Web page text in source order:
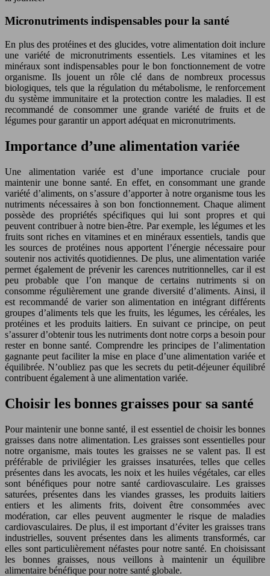
Micronutriments indispensables pour la santé
En plus des protéines et des glucides, votre alimentation doit inclure
une variété de micronutriments essentiels. Les vitamines et les
minéraux sont indispensables pour le bon fonctionnement de votre
organisme. Ils jouent un rôle clé dans de nombreux processus
biologiques, tels que la régulation du métabolisme, le renforcement
du système immunitaire et la protection contre les maladies. Il est
recommandé de consommer une grande variété de fruits et de
légumes pour garantir un apport adéquat en micronutriments.
Importance d’une alimentation variée
Une alimentation variée est d’une importance cruciale pour
maintenir une bonne santé. En effet, en consommant une grande
variété d’aliments, on s’assure d’apporter à notre organisme tous les
nutriments nécessaires à son bon fonctionnement. Chaque aliment
possède des propriétés spécifiques qui lui sont propres et qui
peuvent contribuer à notre bien-être. Par exemple, les légumes et les
fruits sont riches en vitamines et en minéraux essentiels, tandis que
les sources de protéines nous apportent l’énergie nécessaire pour
soutenir nos activités quotidiennes. De plus, une alimentation variée
permet également de prévenir les carences nutritionnelles, car il est
peu probable que l’on manque de certains nutriments si on
consomme régulièrement une grande diversité d’aliments. Ainsi, il
est recommandé de varier son alimentation en intégrant différents
groupes d’aliments tels que les fruits, les légumes, les céréales, les
protéines et les produits laitiers. En suivant ce principe, on peut
s’assurer d’obtenir tous les nutriments dont notre corps a besoin pour
rester en bonne santé. Comprendre les principes de l’alimentation
gagnante peut faciliter la mise en place d’une alimentation variée et
équilibrée. N’oubliez pas que les secrets du petit-déjeuner équilibré
contribuent également à une alimentation variée.
Choisir les bonnes graisses pour sa santé
Pour maintenir une bonne santé, il est essentiel de choisir les bonnes
graisses dans notre alimentation. Les graisses sont essentielles pour
notre organisme, mais toutes les graisses ne se valent pas. Il est
préférable de privilégier les graisses insaturées, telles que celles
présentes dans les avocats, les noix et les huiles végétales, car elles
sont bénéfiques pour notre santé cardiovasculaire. Les graisses
saturées, présentes dans les viandes grasses, les produits laitiers
entiers et les aliments frits, doivent être consommées avec
modération, car elles peuvent augmenter le risque de maladies
cardiovasculaires. De plus, il est important d’éviter les graisses trans
industrielles, souvent présentes dans les aliments transformés, car
elles sont particulièrement néfastes pour notre santé. En choisissant
les bonnes graisses, nous veillons à maintenir un équilibre
alimentaire bénéfique pour notre santé globale.